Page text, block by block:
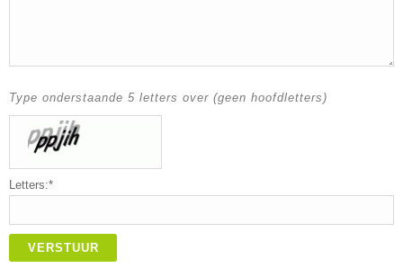
Type onderstaande 5 letters over (geen hoofdletters)
Letters:*
VERSTUUR